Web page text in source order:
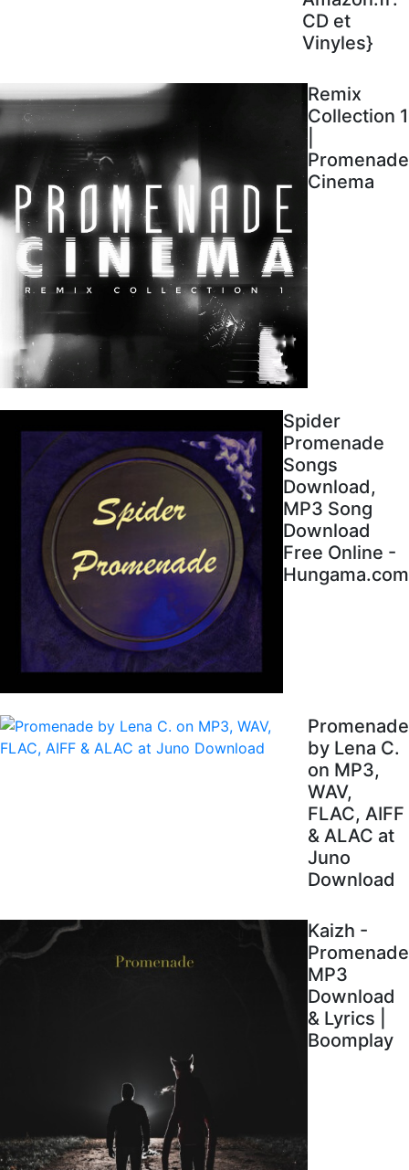
CD et
Vinyles}
Remix
Collection 1
Promenade
Cinema
Spider
Promenade
Songs
Download,
MP3 Song
Download
Free Online -
Hungama.com
Promenade
by Lena C.
on MP3,
WAV,
FLAC, AIFF
& ALAC at
Juno
Download
Kaizh -
Promenade
MP3
Download
& Lyrics |
Boomplay